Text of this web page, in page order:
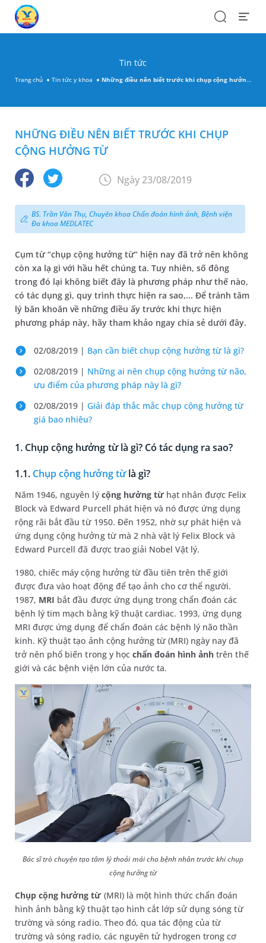
SearchOpen
Tin tức
Trang chủ Tin tức y khoa Những điều nên biết trước khi chụp cộng hưởng từ
NHỮNG ĐIỀU NÊN BIẾT TRƯỚC KHI CHỤP
CỘNG HƯỞNG TỪ
Ngày 23/08/2019
BS. Trần Văn Thụ, Chuyên khoa Chẩn đoán hình ảnh, Bệnh viện
Đa khoa MEDLATEC
Cụm từ “chụp cộng hưởng từ” hiện nay đã trở nên không
còn xa lạ gì với hầu hết chúng ta. Tuy nhiên, số đông
trong đó lại không biết đây là phương pháp như thế nào,
có tác dụng gì, quy trình thực hiện ra sao,... Để tránh tâm
lý băn khoăn về những điều ấy trước khi thực hiện
phương pháp này, hãy tham khảo ngay chia sẻ dưới đây.
02/08/2019 | Bạn cần biết chụp cộng hưởng từ là gì?
02/08/2019 | Những ai nên chụp cộng hưởng từ não,
ưu điểm của phương pháp này là gì?
02/08/2019 | Giải đáp thắc mắc chụp cộng hưởng từ
giá bao nhiêu?
1. Chụp cộng hưởng từ là gì? Có tác dụng ra sao?
1.1. Chụp cộng hưởng từlà gì?
Năm 1946, nguyên lý cộng hưởng từhạt nhân được Felix
Block và Edward Purcell phát hiện và nó được ứng dụng
rộng rãi bắt đầu từ 1950. Đến 1952, nhờ sự phát hiện và
ứng dụng cộng hưởng từ mà 2 nhà vật lý Felix Block và
Edward Purcell đã được trao giải Nobel Vật lý.
1980, chiếc máy cộng hưởng từ đầu tiên trên thế giới
được đưa vào hoạt động để tạo ảnh cho cơ thể người.
1987, MRI bắt đầu được ứng dụng trong chẩn đoán các
bệnh lý tim mạch bằng kỹ thuật cardiac. 1993, ứng dụng
MRI được ứng dụng để chẩn đoán các bệnh lý não thần
kinh. Kỹ thuật tạo ảnh cộng hưởng từ (MRI) ngày nay đã
trở nên phổ biến trong y học chẩn đoán hình ảnh trên thế
giới và các bệnh viện lớn của nước ta.
Bác sĩ trò chuyện tạo tâm lý thoải mái cho bệnh nhân trước khi chụp
cộng hưởng từ
Chụp cộng hưởng từ(MRI) là một hình thức chẩn đoán
hình ảnh bằng kỹ thuật tạo hình cắt lớp sử dụng sóng từ
trường và sóng radio. Theo đó, qua tác động của từ
trường và sóng radio, các nguyên tử hydrogen trong cơ